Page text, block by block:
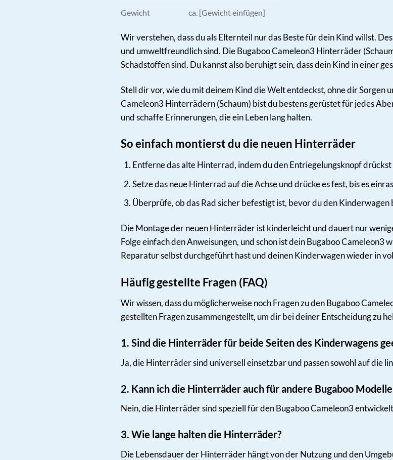
Gewicht
ca. [Gewicht einfügen]
Wir verstehen, dass du als Elternteil nur das Beste für dein Kind willst.
und umweltfreundlich sind. Die Bugaboo Cameleon3 Hinterräder
Schadstoffen sind. Du kannst also beruhigt sein, dass dein Kind in einer
Stell dir vor, wie du mit deinem Kind die Welt entdeckst, ohne dir Sorgen
Cameleon3 Hinterrädern (Schaum) bist du bestens gerüstet für jedes
und schaffe Erinnerungen, die ein Leben lang halten.
So einfach montierst du die neuen Hinterräder
Entferne das alte Hinterrad, indem du den Entriegelungsknopf drückst
Setze das neue Hinterrad auf die Achse und drücke es fest, bis es
Überprüfe, ob das Rad sicher befestigt ist, bevor du den Kinderwagen
Die Montage der neuen Hinterräder ist kinderleicht und dauert nur
Folge einfach den Anweisungen, und schon ist dein Bugaboo
Reparatur selbst durchgeführt hast und deinen Kinderwagen wieder in
Häufig gestellte Fragen (FAQ)
Wir wissen, dass du möglicherweise noch Fragen zu den Bugaboo
gestellten Fragen zusammengestellt, um dir bei deiner Entscheidung zu
1. Sind die Hinterräder für beide Seiten des Kinderwagens
Ja, die Hinterräder sind universell einsetzbar und passen sowohl auf die
2. Kann ich die Hinterräder auch für andere Bugaboo
Nein, die Hinterräder sind speziell für den Bugaboo Cameleon3
3. Wie lange halten die Hinterräder?
Die Lebensdauer der Hinterräder hängt von der Nutzung und den